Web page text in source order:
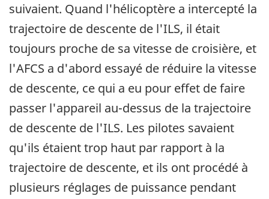
suivaient. Quand l'hélicoptère a intercepté la
trajectoire de descente de l'ILS, il était
toujours proche de sa vitesse de croisière, et
l'AFCS a d'abord essayé de réduire la vitesse
de descente, ce qui a eu pour effet de faire
passer l'appareil au-dessus de la trajectoire
de descente de l'ILS. Les pilotes savaient
qu'ils étaient trop haut par rapport à la
trajectoire de descente, et ils ont procédé à
plusieurs réglages de puissance pendant